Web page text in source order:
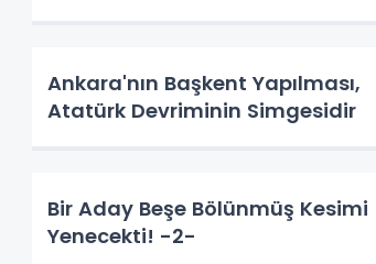
Ankara'nın Başkent Yapılması,
Atatürk Devriminin Simgesidir
Bir Aday Beşe Bölünmüş Kesimi
Yenecekti! -2-